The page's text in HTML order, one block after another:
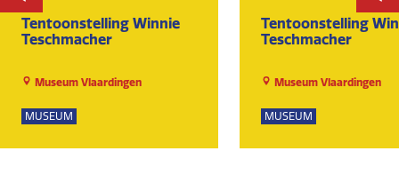
Tentoonstelling Winnie
Teschmacher
Museum Vlaardingen
MUSEUM
Tentoonstelling
Teschmacher
Museum Vlaardingen
MUSEUM